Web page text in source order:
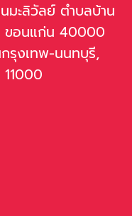
ะลิวัลย์ ตำบลบ้าน
ขอนแก่น 40000
รุงเทพ-นนทบุรี,